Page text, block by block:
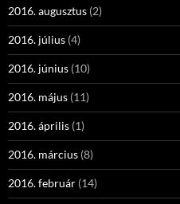
2016. augusztus (2)
2016. július (4)
2016. június (10)
2016. május (11)
2016. április (1)
2016. március (8)
2016. február (14)